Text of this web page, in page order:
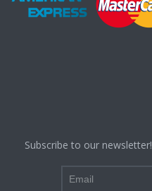
Subscribe to our newsletter!